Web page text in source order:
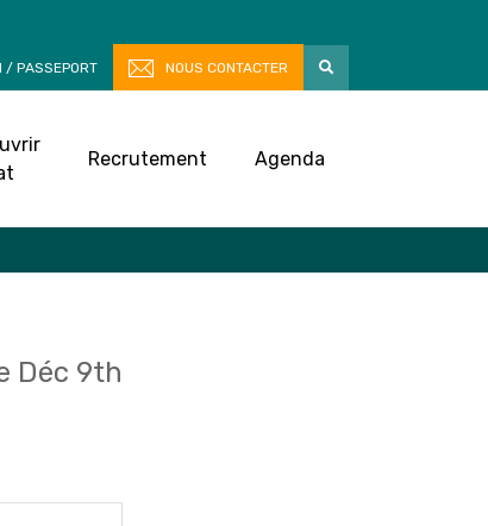
/ PASSEPORT NOUS CONTACTER
Recrutement Agenda
Déc 9th